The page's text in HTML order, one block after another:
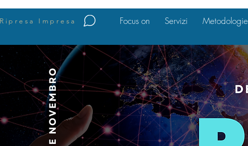
Ripresa Impresa Focus on Servizi Metodologie